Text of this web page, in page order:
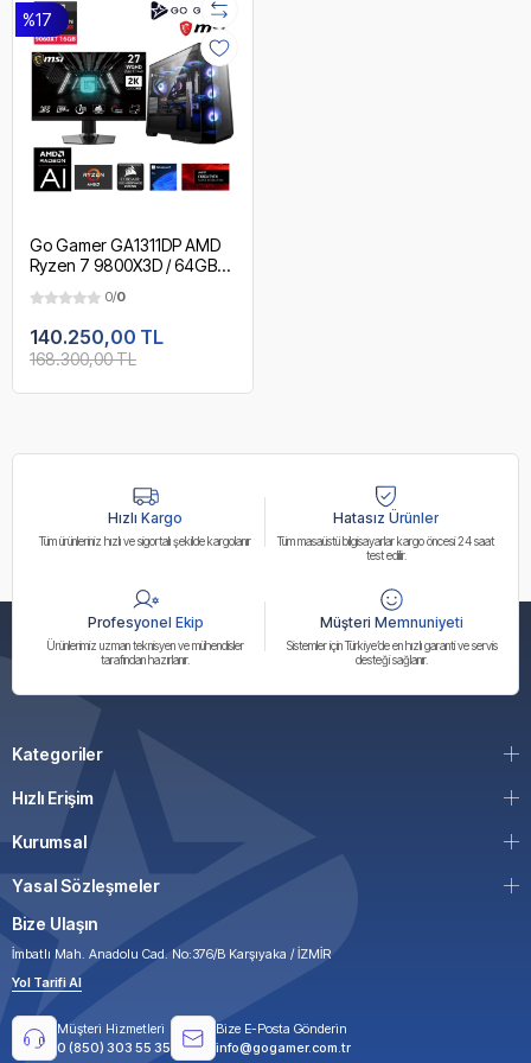
%17
Go Gamer GA1311DP AMD
Ryzen 7 9800X3D / 64GB
NVMe m.2 SSD / RX 9060XT
16GB / 240mm Sıvı Soğutma
/ MSI 27" 2K 180Hz. / AMD
Gaming Paket
0/0
140.250,00 TL
168.300,00 TL
Hızlı Kargo
Tüm ürünleriniz hızlı ve sigortalı şekilde kargolanır
Hatasız Ürünler
Tüm masaüstü bilgisayarlar kargo öncesi 24 saat
test edilir.
Profesyonel Ekip
Ürünlerimiz uzman teknisyen ve mühendisler
tarafından hazırlanır.
Müşteri Memnuniyeti
Sistemler için Türkiye’de en hızlı garanti ve servis
desteği sağlanır.
Kategoriler
Hızlı Erişim
Kurumsal
Yasal Sözleşmeler
Bize Ulaşın
İmbatlı Mah. Anadolu Cad. No:376/B Karşıyaka / İZMİR
Yol Tarifi Al
Müşteri Hizmetleri
0 (850) 303 55 35
Bize E-Posta Gönderin
info@gogamer.com.tr